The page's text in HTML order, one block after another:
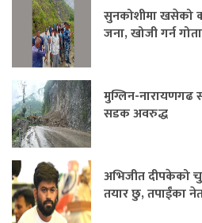
सुनकोशीमा खसेको
जना, खोजी गर्न
मुग्लिन-नारायणगढ
सडक अवरुद्ध
अभिजीत दीपकेको
तयार छु, तपाईंका